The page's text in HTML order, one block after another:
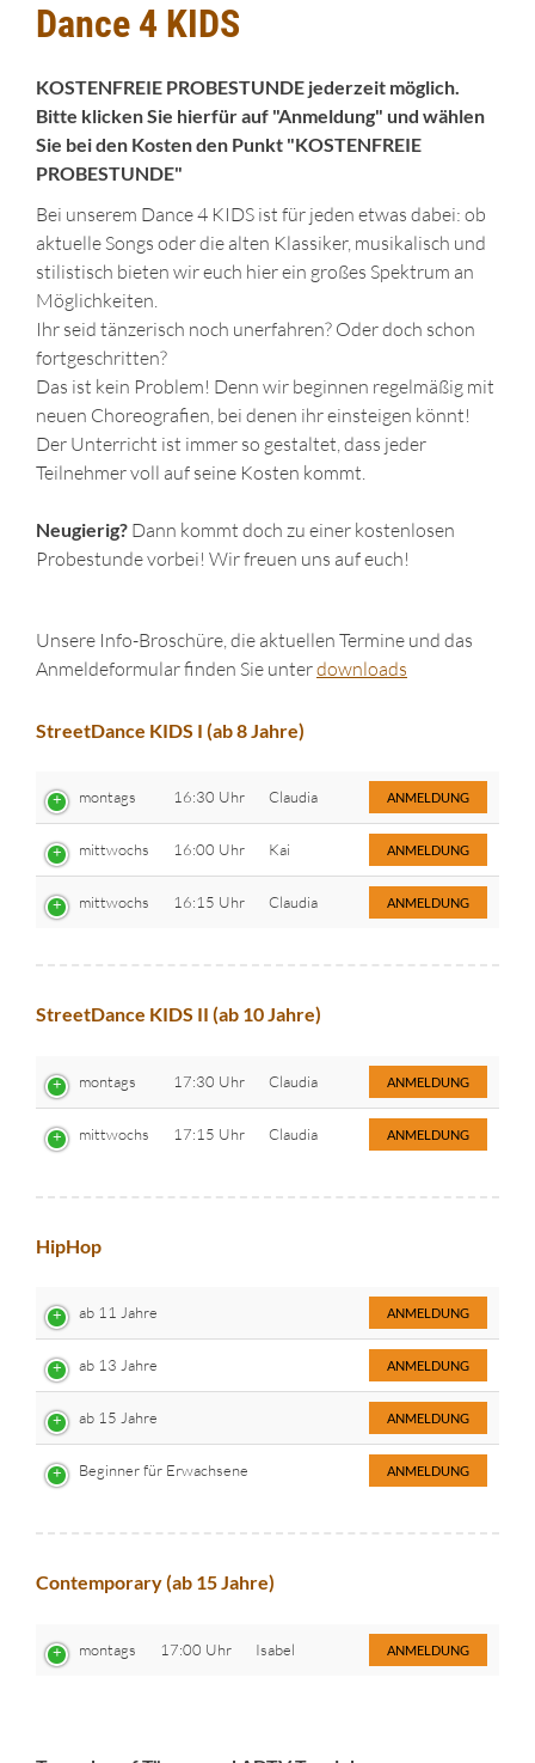
Dance 4 KIDS
KOSTENFREIE PROBESTUNDE jederzeit möglich.
Bitte klicken Sie hierfür auf "Anmeldung" und wählen
Sie bei den Kosten den Punkt "KOSTENFREIE
PROBESTUNDE"
Bei unserem Dance 4 KIDS ist für jeden etwas dabei: ob
aktuelle Songs oder die alten Klassiker, musikalisch und
stilistisch bieten wir euch hier ein großes Spektrum an
Möglichkeiten.
Ihr seid tänzerisch noch unerfahren? Oder doch schon
fortgeschritten?
Das ist kein Problem! Denn wir beginnen regelmäßig mit
neuen Choreografien, bei denen ihr einsteigen könnt!
Der Unterricht ist immer so gestaltet, dass jeder
Teilnehmer voll auf seine Kosten kommt.
Neugierig? Dann kommt doch zu einer kostenlosen
Probestunde vorbei! Wir freuen uns auf euch!
Unsere Info-Broschüre, die aktuellen Termine und das
Anmeldeformular finden Sie unterdownloads
StreetDance KIDS I (ab 8 Jahre)
montags 16:30 Uhr Claudia ANMELDUNG
mittwochs 16:00 Uhr Kai ANMELDUNG
mittwochs 16:15 Uhr Claudia ANMELDUNG
StreetDance KIDS II (ab 10 Jahre)
montags 17:30 Uhr Claudia ANMELDUNG
mittwochs 17:15 Uhr Claudia ANMELDUNG
HipHop
ab 11 Jahre ANMELDUNG
ab 13 Jahre ANMELDUNG
ab 15 Jahre ANMELDUNG
Beginner für Erwachsene ANMELDUNG
Contemporary (ab 15 Jahre)
montags 17:00 Uhr Isabel ANMELDUNG